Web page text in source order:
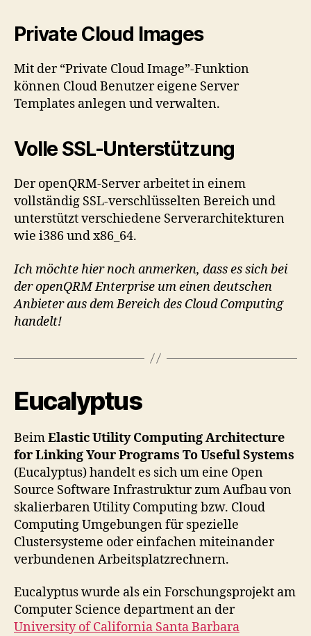
Private Cloud Images
Mit der “Private Cloud Image”-Funktion
können Cloud Benutzer eigene Server
Templates anlegen und verwalten.
Volle SSL-Unterstützung
Der openQRM-Server arbeitet in einem
vollständig SSL-verschlüsselten Bereich und
unterstützt verschiedene Serverarchitekturen
wie i386 und x86_64.
Ich möchte hier noch anmerken, dass es sich bei
der openQRM Enterprise um einen deutschen
Anbieter aus dem Bereich des Cloud Computing
handelt!
Eucalyptus
BeimElastic Utility Computing Architecture
for Linking Your Programs To Useful Systems
(Eucalyptus) handelt es sich um eine Open
Source Software Infrastruktur zum Aufbau von
skalierbaren Utility Computing bzw. Cloud
Computing Umgebungen für spezielle
Clustersysteme oder einfachen miteinander
verbundenen Arbeitsplatzrechnern.
Eucalyptus wurde als ein Forschungsprojekt am
Computer Science department an der
University of California Santa Barbara